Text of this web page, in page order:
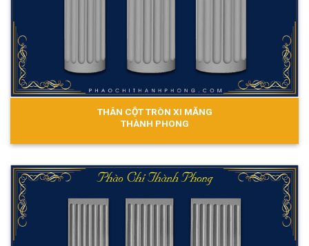
THÂN CỘT TRÒN XI MĂNG
THÀNH PHONG